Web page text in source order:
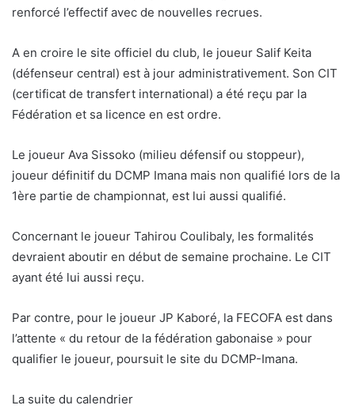
renforcé l’effectif avec de nouvelles recrues.
A en croire le site officiel du club, le joueur Salif Keita
(défenseur central) est à jour administrativement. Son CIT
(certificat de transfert international) a été reçu par la
Fédération et sa licence en est ordre.
Le joueur Ava Sissoko (milieu défensif ou stoppeur),
joueur définitif du DCMP Imana mais non qualifié lors de la
1ère partie de championnat, est lui aussi qualifié.
Concernant le joueur Tahirou Coulibaly, les formalités
devraient aboutir en début de semaine prochaine. Le CIT
ayant été lui aussi reçu.
Par contre, pour le joueur JP Kaboré, la FECOFA est dans
l’attente « du retour de la fédération gabonaise » pour
qualifier le joueur, poursuit le site du DCMP-Imana.
La suite du calendrier